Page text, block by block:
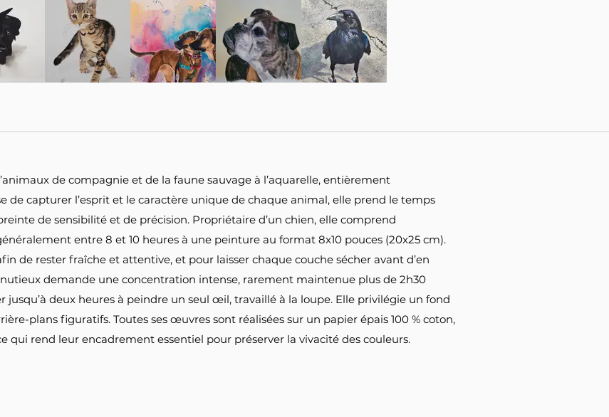
de compagnie et de la faune sauvage à l’aquarelle, entièrement
de capturer l’esprit et le caractère unique de chaque animal, elle prend le temps
de sensibilité et de précision. Propriétaire d’un chien, elle comprend
entre 8 et 10 heures à une peinture au format 8x10 pouces (20x25 cm).
de rester fraîche et attentive, et pour laisser chaque couche sécher avant d’en
demande une concentration intense, rarement maintenue plus de 2h30
jusqu’à deux heures à peindre un seul œil, travaillé à la loupe. Elle privilégie un fond
plans figuratifs. Toutes ses œuvres sont réalisées sur un papier épais 100 % coton,
qui rend leur encadrement essentiel pour préserver la vivacité des couleurs.